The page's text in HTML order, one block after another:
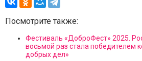
Посмотрите также:
Фестиваль «ДоброФест» 2025.
восьмой раз стала победителем
добрых дел»